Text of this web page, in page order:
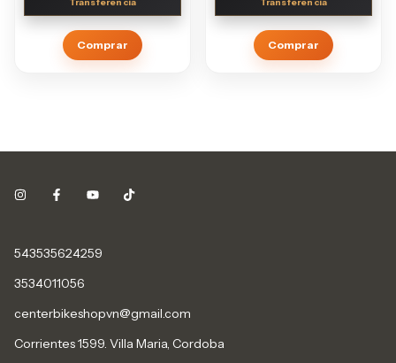
Comprar Comprar
543535624259
3534011056
centerbikeshopvn@gmail.com
Corrientes 1599. Villa Maria, Cordoba